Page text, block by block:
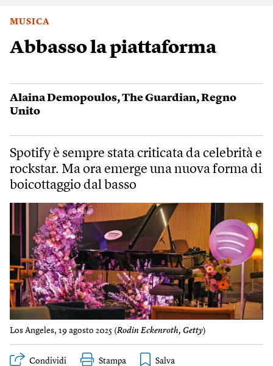
MUSICA
Abbasso la piattaforma
Alaina Demopoulos,The Guardian,Regno
Unito
Spotify è sempre stata criticata da celebrità e
rockstar. Ma ora emerge una nuova forma di
boicottaggio dal basso
Los Angeles, 19 agosto 2025 (Rodin Eckenroth, Getty)
Condividi Stampa